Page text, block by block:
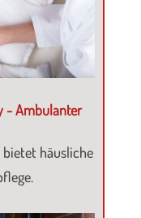
- Ambulanter
häusliche